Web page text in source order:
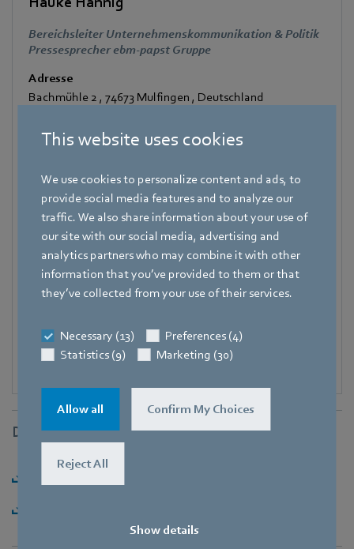
This website uses cookies
We use cookies to personalize content and ads, to
provide social media features and to analyze our
traffic. We also share information about your use of
our site with our social media, advertising and
analytics partners who may combine it with other
information that you’ve provided to them or that
they’ve collected from your use of their services.
Necessary (13)
Preferences (4)
Statistics (9)
Marketing (30)
Allow all Confirm My Choices
Reject All
Show details
Bereichsleiter Unternehmenskommunikation & Politik
Pressesprecher ebm-papst Gruppe
Adresse
Bachmühle 2 , 74673 Mulfingen , Deutschland
+49 7938 81-7105
Fax
+49 7938 81-97105
Mobile
+49 171 3624067
E-Mail
Hauke.Hannig@de.ebmpapst.com
Downloads